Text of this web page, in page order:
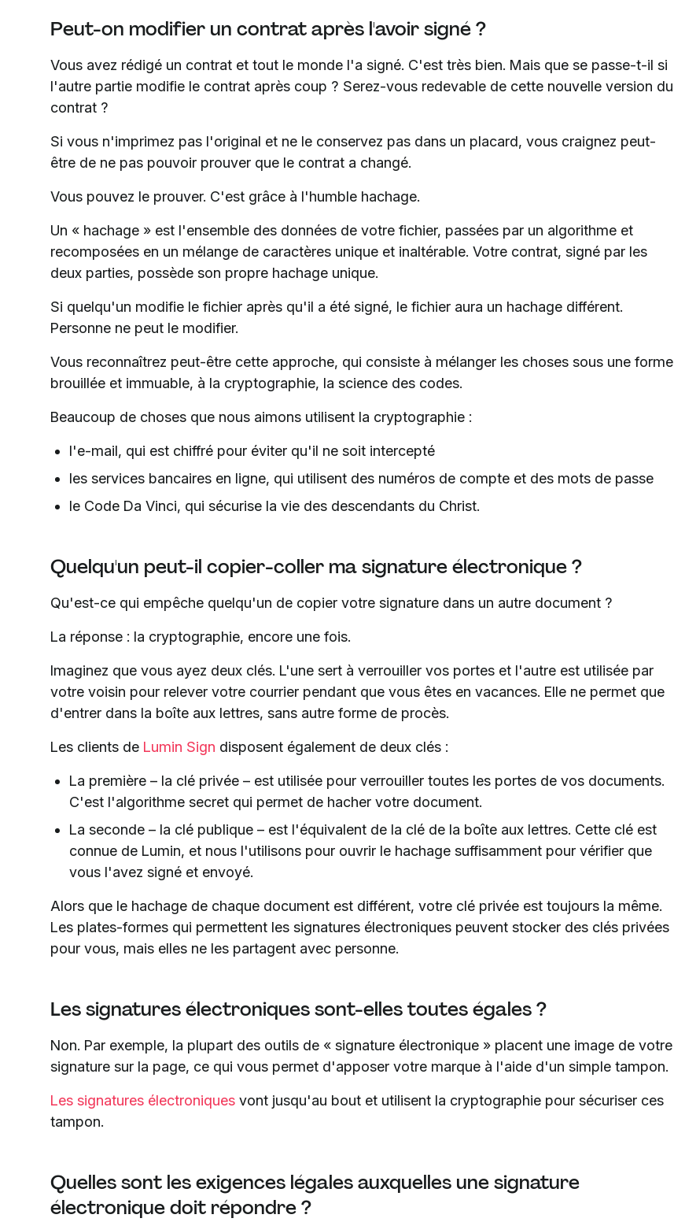
Peut-on modifier un contrat après l'avoir signé ?
Vous avez rédigé un contrat et tout le monde l'a signé. C'est très bien. Mais que se passe-t-il si
l'autre partie modifie le contrat après coup ? Serez-vous redevable de cette nouvelle version du
contrat ?
Si vous n'imprimez pas l'original et ne le conservez pas dans un placard, vous craignez peut-
être de ne pas pouvoir prouver que le contrat a changé.
Vous pouvez le prouver. C'est grâce à l'humble hachage.
Un « hachage » est l'ensemble des données de votre fichier, passées par un algorithme et
recomposées en un mélange de caractères unique et inaltérable. Votre contrat, signé par les
deux parties, possède son propre hachage unique.
Si quelqu'un modifie le fichier après qu'il a été signé, le fichier aura un hachage différent.
Personne ne peut le modifier.
Vous reconnaîtrez peut-être cette approche, qui consiste à mélanger les choses sous une forme
brouillée et immuable, à la cryptographie, la science des codes.
Beaucoup de choses que nous aimons utilisent la cryptographie :
l'e-mail, qui est chiffré pour éviter qu'il ne soit intercepté
les services bancaires en ligne, qui utilisent des numéros de compte et des mots de passe
le Code Da Vinci, qui sécurise la vie des descendants du Christ.
Quelqu'un peut-il copier-coller ma signature électronique ?
Qu'est-ce qui empêche quelqu'un de copier votre signature dans un autre document ?
La réponse : la cryptographie, encore une fois.
Imaginez que vous ayez deux clés. L'une sert à verrouiller vos portes et l'autre est utilisée par
votre voisin pour relever votre courrier pendant que vous êtes en vacances. Elle ne permet que
d'entrer dans la boîte aux lettres, sans autre forme de procès.
Les clients de Lumin Sign disposent également de deux clés :
La première – la clé privée – est utilisée pour verrouiller toutes les portes de vos documents.
C'est l'algorithme secret qui permet de hacher votre document.
La seconde – la clé publique – est l'équivalent de la clé de la boîte aux lettres. Cette clé est
connue de Lumin, et nous l'utilisons pour ouvrir le hachage suffisamment pour vérifier que
vous l'avez signé et envoyé.
Alors que le hachage de chaque document est différent, votre clé privée est toujours la même.
Les plates-formes qui permettent les signatures électroniques peuvent stocker des clés privées
pour vous, mais elles ne les partagent avec personne.
Les signatures électroniques sont-elles toutes égales ?
Non. Par exemple, la plupart des outils de « signature électronique » placent une image de votre
signature sur la page, ce qui vous permet d'apposer votre marque à l'aide d'un simple tampon.
Les signatures électroniques vont jusqu'au bout et utilisent la cryptographie pour sécuriser ces
tampon.
Quelles sont les exigences légales auxquelles une signature
électronique doit répondre ?